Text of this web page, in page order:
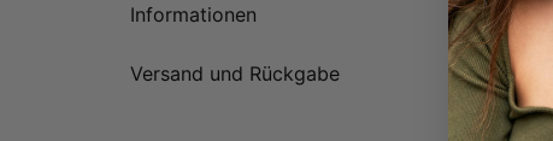
Informationen
Versand und Rückgabe